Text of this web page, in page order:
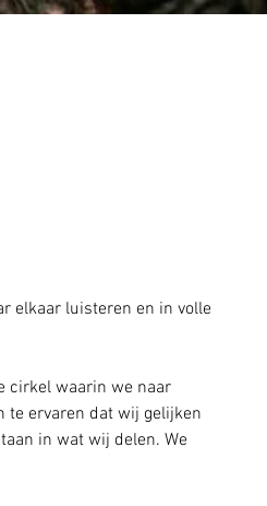
elkaar luisteren en in volle
cirkel waarin we naar
te ervaren dat wij gelijken
in wat wij delen. We